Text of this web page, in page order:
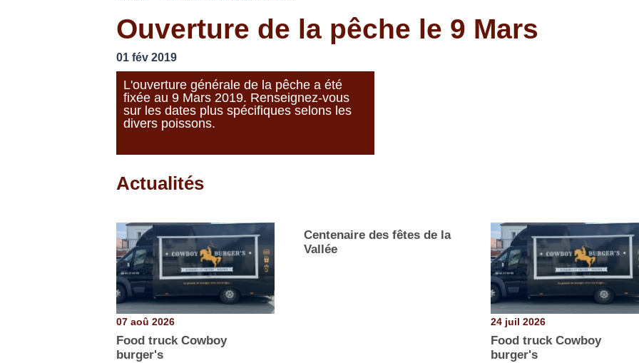
Ouverture de la pêche le 9 Mars
01 fév 2019
L'ouverture générale de la pêche a été
fixée au 9 Mars 2019. Renseignez-vous
sur les dates plus spécifiques selons les
divers poissons.
Actualités
07 aoû 2026
Food truck Cowboy
burger's
Centenaire des fêtes de la
Vallée
24 juil 2026
Food truck Cowboy
burger's
Pages